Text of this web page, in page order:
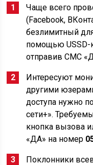
Чаще всего
(Facebook,
безлимитный
помощью
отправив СМС
Интересуют
другими
доступа нужно
сети+».
кнопка вызова
«ДА» на номер
Поклонники